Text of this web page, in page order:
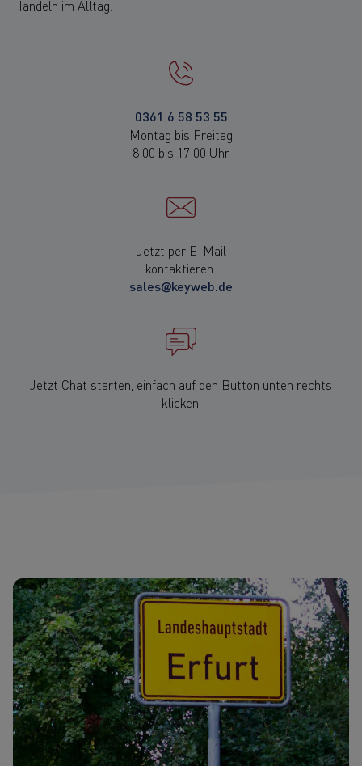
Handeln im Alltag.
0361 6 58 53 55
Montag bis Freitag
8:00 bis 17:00 Uhr
Jetzt per E-Mail
kontaktieren:
sales@keyweb.de
Jetzt Chat starten, einfach auf den Button unten rechts
klicken.